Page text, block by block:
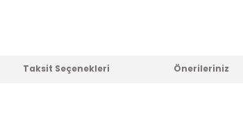
Taksit Seçenekleri Önerileriniz